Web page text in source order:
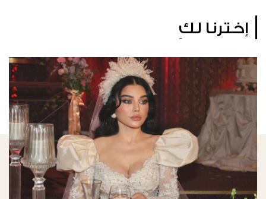
إخترنا لكِ